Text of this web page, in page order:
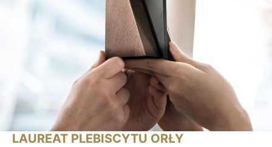
LAUREAT PLEBISCYTU ORŁY